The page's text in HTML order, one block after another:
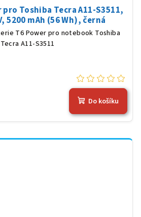
Toshiba Tecra A11-S3511,
5200 mAh (56 Wh), černá
T6 Power pro notebook Toshiba
Tecra A11-S3511
Do košíku